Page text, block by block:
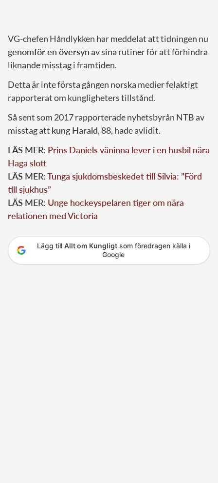
VG-chefen Håndlykken har meddelat att tidningen nu
genomför en översyn av sina rutiner för att förhindra
liknande misstag i framtiden.
Detta är inte första gången norska medier felaktigt
rapporterat om kungligheters tillstånd.
Så sent som 2017 rapporterade nyhetsbyrån NTB av
misstag att kung Harald, 88, hade avlidit.
LÄS MER: Prins Daniels väninna lever i en husbil nära
Haga slott
LÄS MER:Tunga sjukdomsbeskedet till Silvia: ”Förd
till sjukhus”
LÄS MER: Unge hockeyspelaren tiger om nära
relationen med Victoria
Lägg till Allt om Kungligtsom föredragen källa i
Google